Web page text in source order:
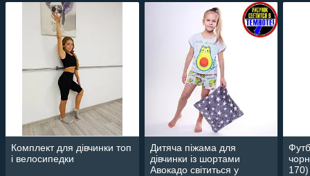
Комплект для дівчинки топ
і велосипедки
Дитяча піжама для
дівчинки із шортами
Авокадо світиться у
170)